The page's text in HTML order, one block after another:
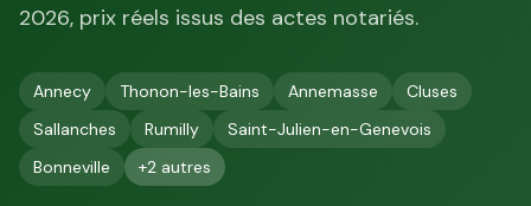
2026, prix réels issus des actes notariés.
Annecy Thonon-les-Bains Annemasse
Cluses
Sallanches
Rumilly
Saint-Julien-en-Genevois
Bonneville
+2 autres